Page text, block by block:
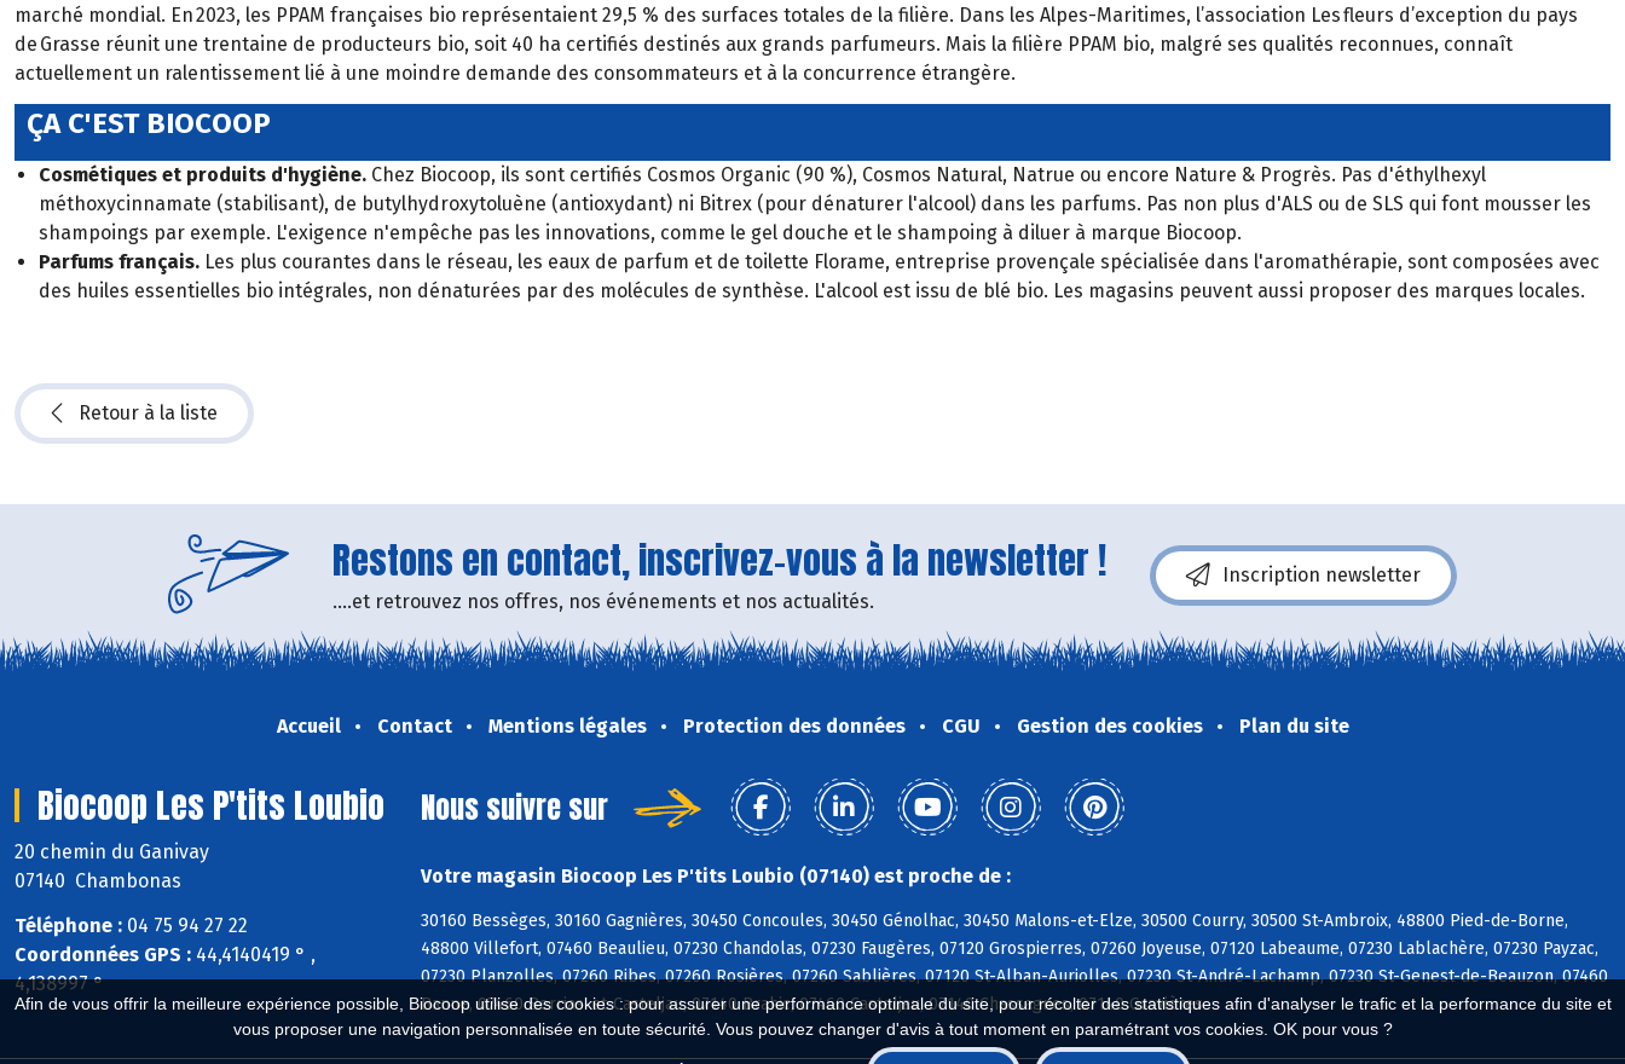
Afin de vous offrir la meilleure expérience possible, Biocoop utilise des cookies : pour assurer une performance optimale du site, pour récolter des statistiques afin d'analyser le trafic et la performance du site et
vous proposer une navigation personnalisée en toute sécurité. Vous pouvez changer d'avis à tout moment en paramétrant vos cookies. OK pour vous ?
marché mondial. En 2023, les PPAM françaises bio représentaient 29,5 % des surfaces totales de la filière. Dans les Alpes-Maritimes, l’association Les fleurs d’exception du pays
de Grasse réunit une trentaine de producteurs bio, soit 40 ha certifiés destinés aux grands parfumeurs. Mais la filière PPAM bio, malgré ses qualités reconnues, connaît
actuellement un ralentissement lié à une moindre demande des consommateurs et à la concurrence étrangère.
ÇA C'EST BIOCOOP
Cosmétiques et produits d'hygiène. Chez Biocoop, ils sont certifiés Cosmos Organic (90 %), Cosmos Natural, Natrue ou encore Nature & Progrès. Pas d'éthylhexyl
méthoxycinnamate (stabilisant), de butylhydroxytoluène (antioxydant) ni Bitrex (pour dénaturer l'alcool) dans les parfums. Pas non plus d'ALS ou de SLS qui font mousser les
shampoings par exemple. L'exigence n'empêche pas les innovations, comme le gel douche et le shampoing à diluer à marque Biocoop.
Parfums français. Les plus courantes dans le réseau, les eaux de parfum et de toilette Florame, entreprise provençale spécialisée dans l'aromathérapie, sont composées avec
des huiles essentielles bio intégrales, non dénaturées par des molécules de synthèse. L'alcool est issu de blé bio. Les magasins peuvent aussi proposer des marques locales.
Retour à la liste
Restons en contact, inscrivez-vous à la newsletter !
....et retrouvez nos offres, nos événements et nos actualités.
Inscription newsletter
Accueil Contact Mentions légales Protection des données CGU Gestion des cookies Plan du site
Biocoop Les P'tits Loubio
20 chemin du Ganivay
07140 Chambonas
Téléphone : 04 75 94 27 22
Coordonnées GPS : 44,4140419 ° ,
4,138997 °
Nous suivre sur
Votre magasin Biocoop Les P'tits Loubio (07140) est proche de :
30160 Bessèges, 30160 Gagnières, 30450 Concoules, 30450 Génolhac, 30450 Malons-et-Elze, 30500 Courry, 30500 St-Ambroix, 48800 Pied-de-Borne,
48800 Villefort, 07460 Beaulieu, 07230 Chandolas, 07230 Faugères, 07120 Grospierres, 07260 Joyeuse, 07120 Labeaume, 07230 Lablachère, 07230 Payzac,
07230 Planzolles, 07260 Ribes, 07260 Rosières, 07260 Sablières, 07120 St-Alban-Auriolles, 07230 St-André-Lachamp, 07230 St-Genest-de-Beauzon, 07460
Banne, 07460 Berrias-et-Casteljau, 07140 Brahic, 07460 Casteljau, 07140 Chassagnes, 07140 Gravières